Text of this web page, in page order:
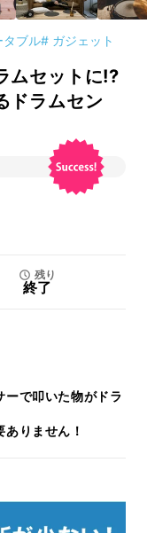
ブル# ガジェット
ムセットに!?
ドラムセン
残り
終了
ーで叩いた物がドラ
りません！